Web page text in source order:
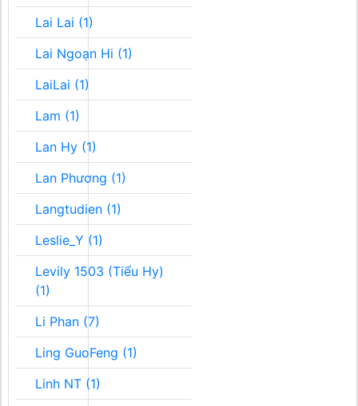
Lai Lai (1)
Lai Ngoạn Hi (1)
LaiLai (1)
Lam (1)
Lan Hy (1)
Lan Phương (1)
Langtudien (1)
Leslie_Y (1)
Levily 1503 (Tiểu Hy)
(1)
Li Phan (7)
Ling GuoFeng (1)
Linh NT (1)